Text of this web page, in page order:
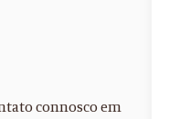
connosco em